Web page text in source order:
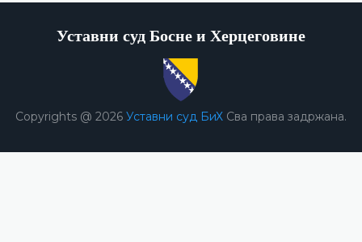
Уставни суд Босне и Херцеговине
Copyrights @ 2026 Уставни суд БиХ Сва права задржана.